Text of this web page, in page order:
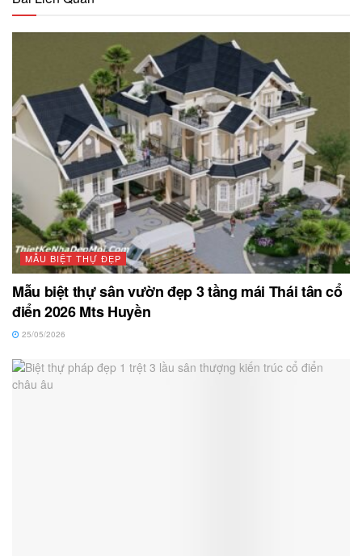
MẪU BIỆT THỰ ĐẸP
Mẫu biệt thự sân vườn đẹp 3 tầng mái Thái tân cổ
điển 2026 Mts Huyền
25/05/2026